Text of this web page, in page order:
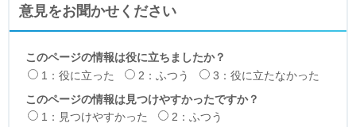
意見をお聞かせください
このページの情報は役に立ちましたか？
1：役に立った
2：ふつう
3：役に立たなかった
このページの情報は見つけやすかったですか？
1：見つけやすかった
2：ふつう